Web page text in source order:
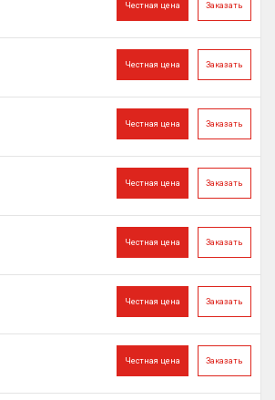
Заказать
Честная цена
Заказать
Честная цена
Заказать
Честная цена
Заказать
Честная цена
Заказать
Честная цена
Заказать
Честная цена
Заказать
Честная цена